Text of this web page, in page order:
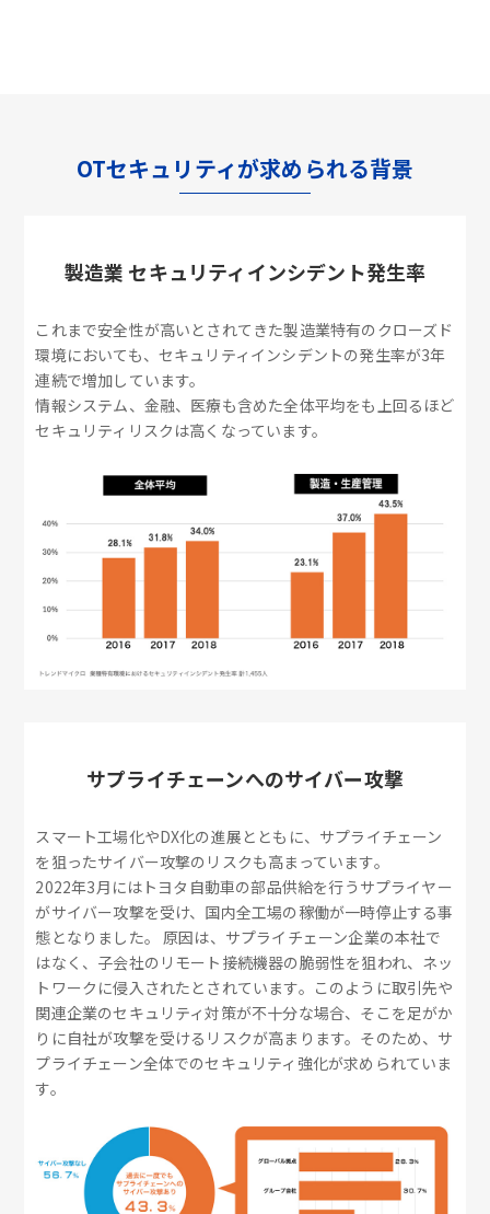
OTセキュリティが求められる背景
製造業 セキュリティインシデント発生率
これまで安全性が高いとされてきた製造業特有のクローズド
環境においても、セキュリティインシデントの発生率が3年
連続で増加しています。
情報システム、金融、医療も含めた全体平均をも上回るほど
セキュリティリスクは高くなっています。
サプライチェーンへのサイバー攻撃
スマート工場化やDX化の進展とともに、サプライチェーン
を狙ったサイバー攻撃のリスクも高まっています。
2022年3月にはトヨタ自動車の部品供給を行うサプライヤー
がサイバー攻撃を受け、国内全工場の稼働が一時停止する事
態となりました。 原因は、サプライチェーン企業の本社で
はなく、子会社のリモート接続機器の脆弱性を狙われ、ネッ
トワークに侵入されたとされています。このように取引先や
関連企業のセキュリティ対策が不十分な場合、そこを足がか
りに自社が攻撃を受けるリスクが高まります。そのため、サ
プライチェーン全体でのセキュリティ強化が求められていま
す。